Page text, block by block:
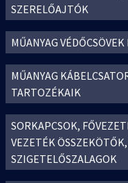
SZERELŐAJTÓK
MŰANYAG
MŰANYAG
TARTOZÉKAIK
SORKAPCSOK,
VEZETÉK ÖSSZEKÖTŐK,
SZIGETELŐSZALAGOK